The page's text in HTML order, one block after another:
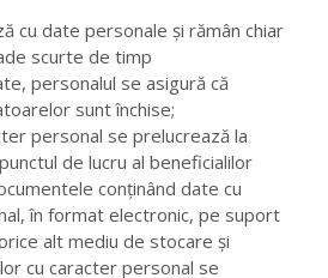
cu date personale și rămân chiar
scurte de timp
personalul se asigură că
sunt închise;
personal se prelucrează la
de lucru al beneficialilor
conținând date cu
în format electronic, pe suport
alt mediu de stocare și
cu caracter personal se